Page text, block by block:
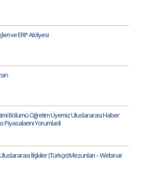
ve ERP Atölyesi
Bölümü Öğretim Üyemiz Uluslararası Haber
Piyasalarını Yorumladı
İlişkiler (Türkçe) Mezunları – Webinar